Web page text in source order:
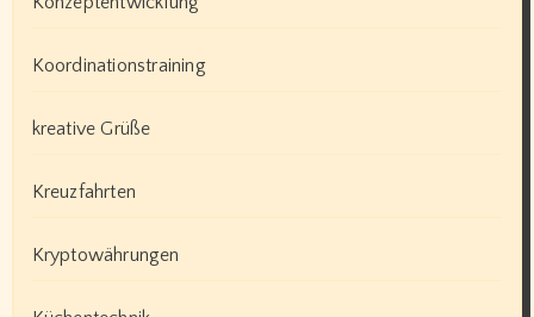
Koordinationstraining
kreative Grüße
Kreuzfahrten
Kryptowährungen